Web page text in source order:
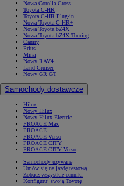
Od105 300 zł
Corolla Hatchback
HYBRID
Nowa Corolla Cross
Toyota C-HR
Toyota C-HR Plug-in
Nowa Toyota C-HR+
Nowa Toyota bZ4X
Nowa Toyota bZ4X Touring
Camry
Prius
Mirai
Nowy RAV4
Land Cruiser
Nowy GR GT
Samochody dostawcze
Hilux
Nowy Hilux
Nowy Hilux Electric
PROACE Max
PROACE
PROACE Verso
PROACE CITY
PROACE CITY Verso
Samochody używane
Umów się na jazdę testową
Zobacz wszystkie cenniki
Konfiguruj swoją Toyotę